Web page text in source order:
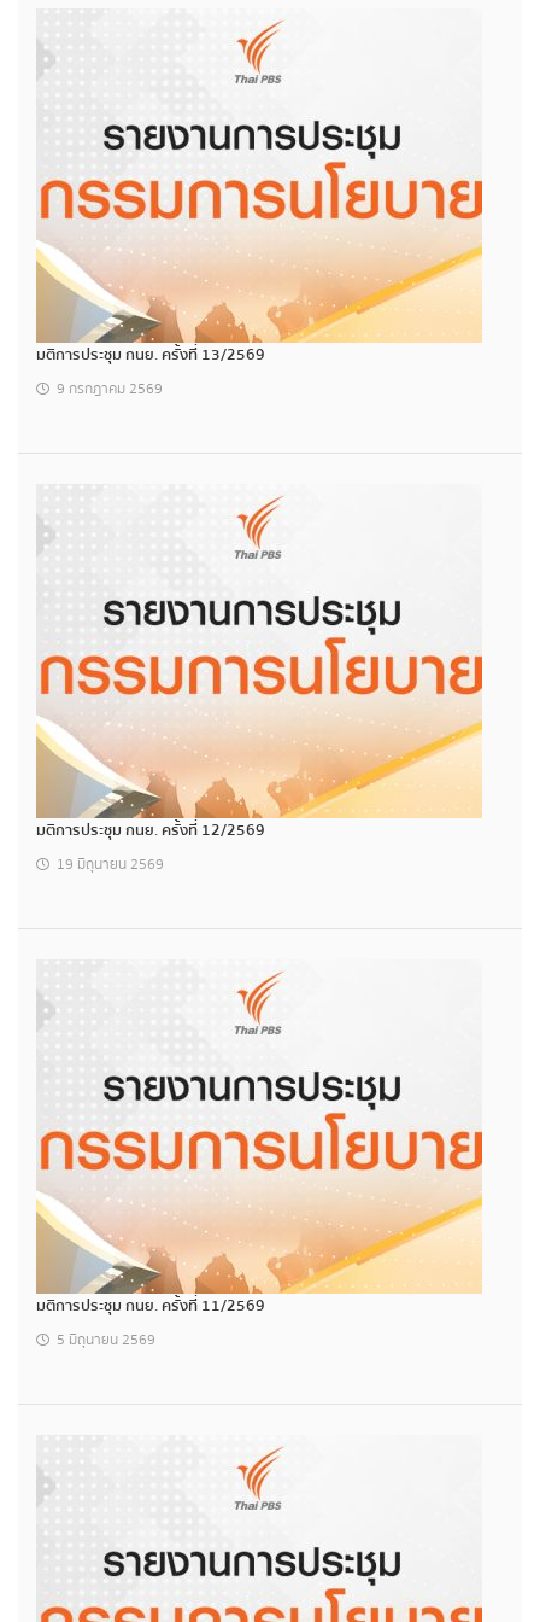
มติการประชุม กนย. ครั้งที่ 13/2569
9 กรกฎาคม 2569
มติการประชุม กนย. ครั้งที่ 12/2569
19 มิถุนายน 2569
มติการประชุม กนย. ครั้งที่ 11/2569
5 มิถุนายน 2569